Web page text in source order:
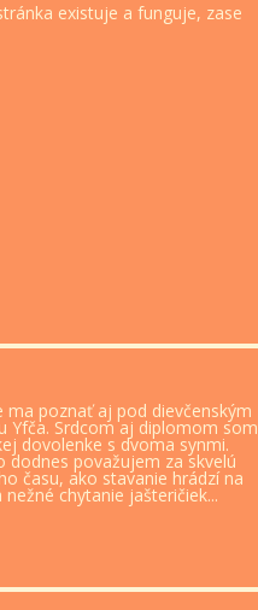
existuje a funguje, zase
poznať aj pod dievčenským
Yfča. Srdcom aj diplomom som
dovolenke s dvoma synmi.
dodnes považujem za skvelú
času, ako stavanie hrádzí na
chytanie jašteričiek...